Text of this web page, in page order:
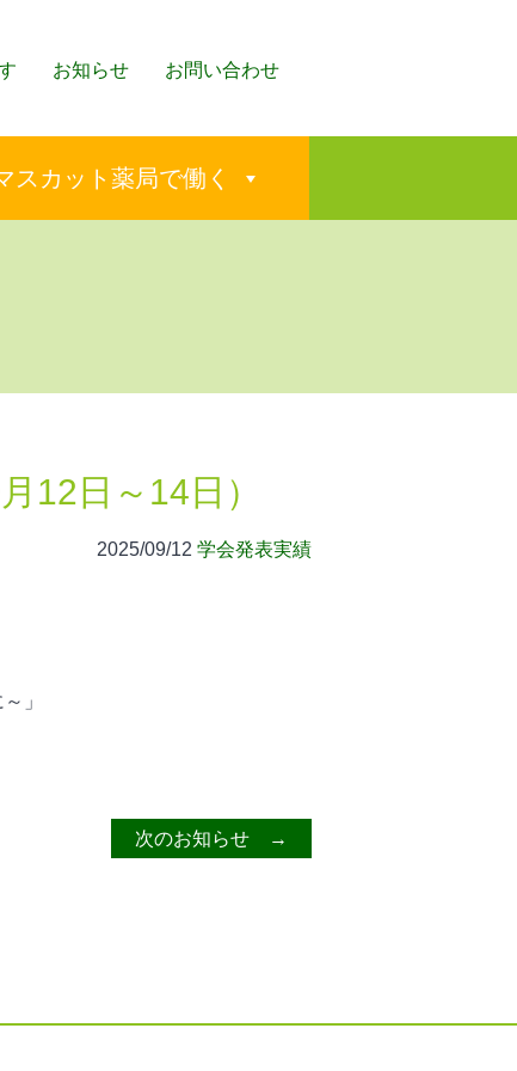
お知らせ お問い合わせ
スカット薬局で働く
12日～14日）
2025/09/12 学会発表実績
」
次のお知らせ →